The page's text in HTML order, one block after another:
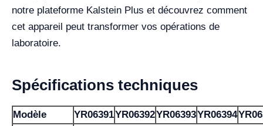
notre plateforme Kalstein Plus et découvrez comment
cet appareil peut transformer vos opérations de
laboratoire.
Spécifications techniques
Modèle YR06391YR06392YR06393YR06394